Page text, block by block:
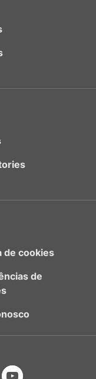
de cookies
de